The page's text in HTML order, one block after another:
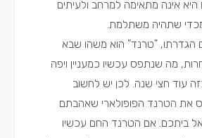
אינה מתאימה למרחב ולעיתים
שתהיה משתלמת.
הגדרתו, "טרנד" הוא משהו שבא
מה שנתפס עכשיו כמעניין ויפה
עוד חצי שנה. לכן יש לחשוב
את הטרנד הפופולארי שאהבתם
ביתכם. אם הטרנד החם עכשיו